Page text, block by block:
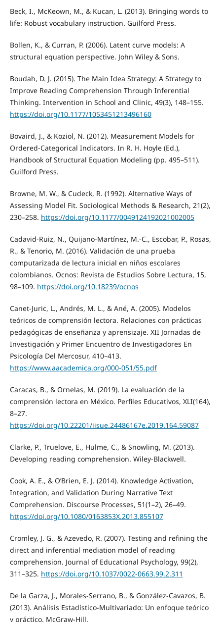
Beck, I., McKeown, M., & Kucan, L. (2013). Bringing words to
life: Robust vocabulary instruction. Guilford Press.
Bollen, K., & Curran, P. (2006). Latent curve models: A
structural equation perspective. John Wiley & Sons.
Boudah, D. J. (2015). The Main Idea Strategy: A Strategy to
Improve Reading Comprehension Through Inferential
Thinking. Intervention in School and Clinic, 49(3), 148–155.
https://doi.org/10.1177/1053451213496160
Bovaird, J., & Koziol, N. (2012). Measurement Models for
Ordered-Categorical Indicators. In R. H. Hoyle (Ed.),
Handbook of Structural Equation Modeling (pp. 495–511).
Guilford Press.
Browne, M. W., & Cudeck, R. (1992). Alternative Ways of
Assessing Model Fit. Sociological Methods & Research, 21(2),
230–258. https://doi.org/10.1177/0049124192021002005
Cadavid-Ruiz, N., Quijano-Martínez, M.-C., Escobar, P., Rosas,
R., & Tenorio, M. (2016). Validación de una prueba
computarizada de lectura inicial en niños escolares
colombianos. Ocnos: Revista de Estudios Sobre Lectura, 15,
98–109. https://doi.org/10.18239/ocnos
Canet-Juric, L., Andrés, M. L., & Ané, A. (2005). Modelos
teóricos de comprensión lectora. Relaciones con prácticas
pedagógicas de enseñanza y aprensizaje. XII Jornadas de
Investigación y Primer Encuentro de Investigadores En
Psicología Del Mercosur, 410–413.
https://www.aacademica.org/000-051/55.pdf
Caracas, B., & Ornelas, M. (2019). La evaluación de la
comprensión lectora en México. Perfiles Educativos, XLI(164),
8–27.
https://doi.org/10.22201/iisue.24486167e.2019.164.59087
Clarke, P., Truelove, E., Hulme, C., & Snowling, M. (2013).
Developing reading comprehension. Wiley-Blackwell.
Cook, A. E., & O’Brien, E. J. (2014). Knowledge Activation,
Integration, and Validation During Narrative Text
Comprehension. Discourse Processes, 51(1–2), 26–49.
https://doi.org/10.1080/0163853X.2013.855107
Cromley, J. G., & Azevedo, R. (2007). Testing and refining the
direct and inferential mediation model of reading
comprehension. Journal of Educational Psychology, 99(2),
311–325. https://doi.org/10.1037/0022-0663.99.2.311
De la Garza, J., Morales-Serrano, B., & González-Cavazos, B.
(2013). Análisis Estadístico-Multivariado: Un enfoque teórico
y práctico. McGraw-Hill.